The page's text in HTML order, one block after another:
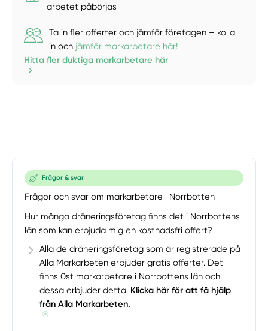
arbetet påbörjas
Ta in fler offerter och jämför företagen – kolla
in och jämför markarbetare här!
Hitta fler duktiga markarbetare här
Frågor & svar
Frågor och svar om markarbetare i Norrbotten
Hur många dräneringsföretag finns det i Norrbottens
län som kan erbjuda mig en kostnadsfri offert?
Alla de dräneringsföretag som är registrerade på
Alla Markarbeten erbjuder gratis offerter. Det
finns 0st markarbetare i Norrbottens län och
dessa erbjuder detta. Klicka här för att få hjälp
från Alla Markarbeten.